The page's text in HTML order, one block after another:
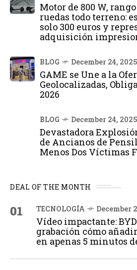
Motor de 800 W,
ruedas todo terreno:
solo 300 euros y
adquisición
BLOG December 24, 2025
GAME se Une a la
Geolocalizadas,
2026
BLOG December 24, 2025
Devastadora
de Ancianos de
Menos Dos Víctimas
DEAL OF THE MONTH
01 TECNOLOGÍA December
Vídeo impactante:
grabación cómo
en apenas 5 minutos